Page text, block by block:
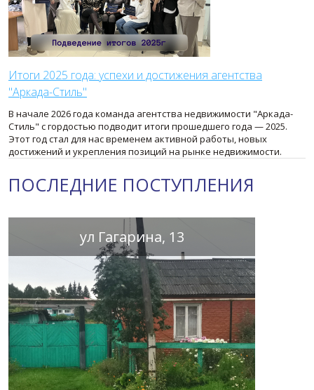
Итоги 2025 года: успехи и достижения агентства
"Аркада-Стиль"
В начале 2026 года команда агентства недвижимости "Аркада-
Стиль" с гордостью подводит итоги прошедшего года — 2025.
Этот год стал для нас временем активной работы, новых
достижений и укрепления позиций на рынке недвижимости.
ПОСЛЕДНИЕ ПОСТУПЛЕНИЯ
ул Гагарина, 13